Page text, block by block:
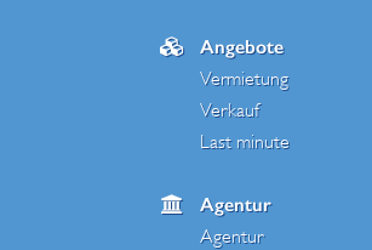
Angebote
Vermietung
Verkauf
Last minute
Agentur
Agentur